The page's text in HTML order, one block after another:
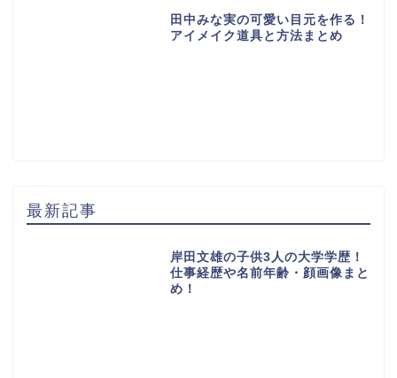
田中みな実の可愛い目元を作る！
アイメイク道具と方法まとめ
最新記事
岸田文雄の子供3人の大学学歴！
仕事経歴や名前年齢・顔画像まと
め！